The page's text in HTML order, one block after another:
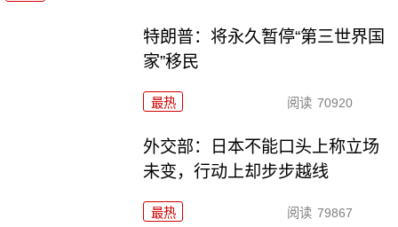
特朗普：将永久暂停“第三世界国
家”移民
最热 阅读 70920
外交部：日本不能口头上称立场
未变，行动上却步步越线
最热 阅读 79867